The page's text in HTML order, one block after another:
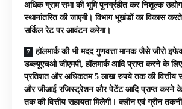
अधिक ग्राम सभा की भूमि पुनर्ग्रहीत कर निशुल्क
स्थानांतरित की जाएगी। विभाग भूखंडों का विकास
सर्किल रेट पर आवंटन करेगा।
हॉलमार्क की भी मदद गुणवत्ता मानक जैसे जीरो
डब्ल्यूएचओ जीएमपी, हॉलमार्क आदि प्राप्त करने के
प्रतिशत और अधिकतम 5 लाख रुपये तक की वित्तीय
और जीआई रजिस्ट्रेशन और पेटेंट आदि प्राप्त करने
तक की वित्तीय सहायता मिलेगी। क्लीन एवं ग्रीन